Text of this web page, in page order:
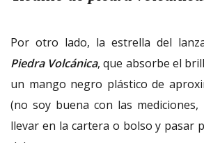
Por otro lado, la estrella del
Piedra Volcánica, que absorbe el
un mango negro plástico de
(no soy buena con las
llevar en la cartera o bolso y pasar